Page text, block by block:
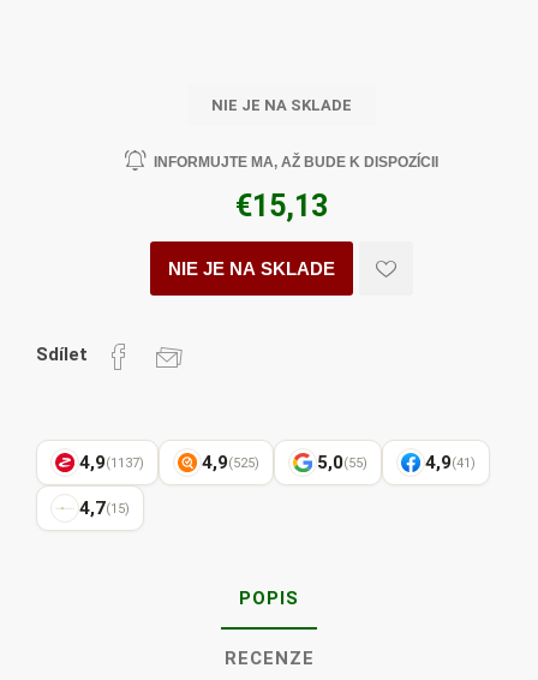
NIE JE NA SKLADE
INFORMUJTE MA, AŽ BUDE K DISPOZÍCII
€15,13
NIE JE NA SKLADE
Sdílet
4,9(1137) 4,9(525) 5,0(55) 4,9(41)
4,7(15)
POPIS
RECENZE